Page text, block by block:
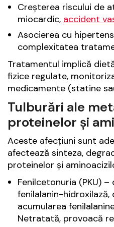
Creșterea riscului de
miocardic, accident
Asocierea cu
complexitatea
Tratamentul implică
fizice regulate,
medicamente (statine
Tulburări ale
proteinelor și
Aceste afecțiuni sunt
afectează sinteza,
proteinelor și
Fenilcetonuria (PKU)
fenilalanin-hidroxilază,
acumularea
Netratată, provoacă